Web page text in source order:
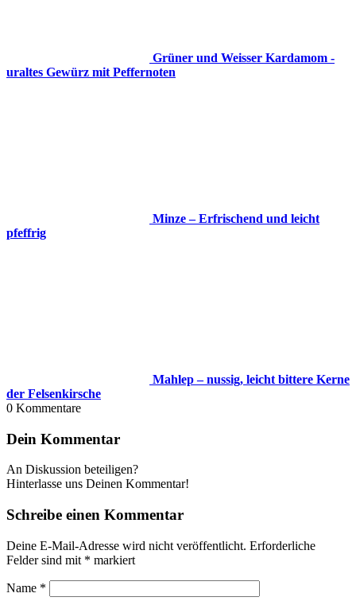
Grüner und Weisser Kardamom -
uraltes Gewürz mit Peffernoten
Minze – Erfrischend und leicht
pfeffrig
Mahlep – nussig, leicht bittere Kerne
der Felsenkirsche
0 Kommentare
Dein Kommentar
An Diskussion beteiligen?
Hinterlasse uns Deinen Kommentar!
Schreibe einen Kommentar
Deine E-Mail-Adresse wird nicht veröffentlicht. Erforderliche
Felder sind mit * markiert
Name *